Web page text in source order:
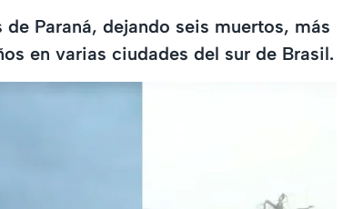
Paraná, dejando seis muertos, más
en varias ciudades del sur de Brasil.